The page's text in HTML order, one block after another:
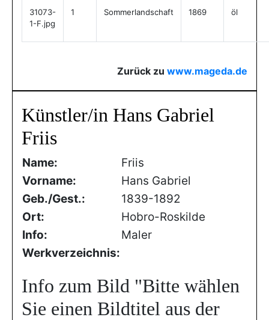
31073-
1-F.jpg
1 Sommerlandschaft 1869 öl
Zurück zu www.mageda.de
Künstler/in Hans Gabriel
Friis
Name:
Friis
Vorname:
Hans Gabriel
Geb./Gest.:
1839-1892
Ort:
Hobro-Roskilde
Info:
Maler
Werkverzeichnis:
Info zum Bild "Bitte wählen
Sie einen Bildtitel aus der